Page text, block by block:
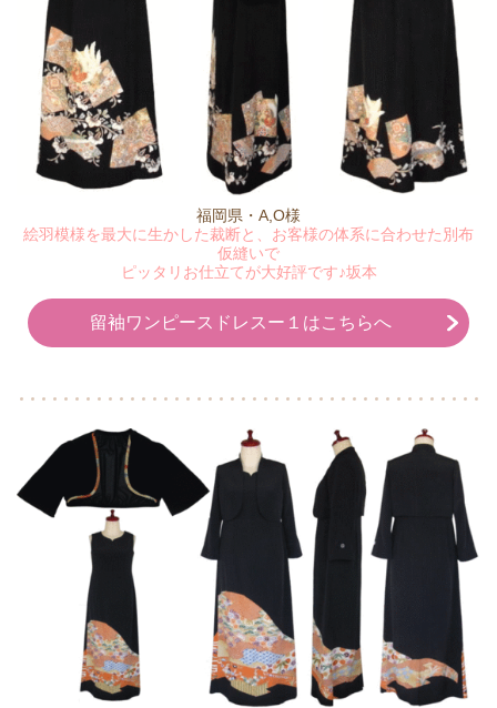
福岡県・A,O様
絵羽模様を最大に生かした裁断と、お客様の体系に合わせた別布
仮縫いで
ピッタリお仕立てが大好評です♪坂本
留袖ワンピースドレスー１はこちらへ